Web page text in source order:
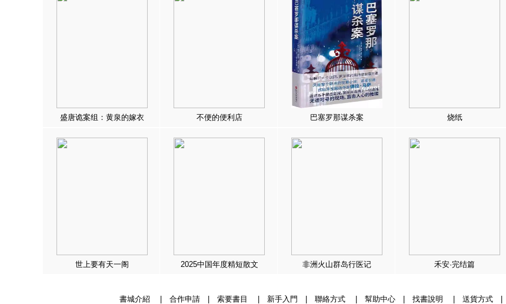
盛唐诡案组：黄泉的嫁衣 不便的便利店 巴塞罗那谋杀案 烧纸
世上要有天一阁 2025中国年度精短散文 非洲火山群岛行医记 禾安·完结篇
書城介紹 合作申請| 索要書目 新手入門 聯絡方式| 幫助中心| 找書說明 送貨方式|